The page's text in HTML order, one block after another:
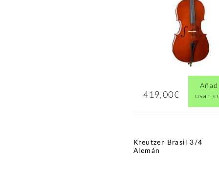
419,00€
usar
Kreutzer Brasil 3/4
Alemán